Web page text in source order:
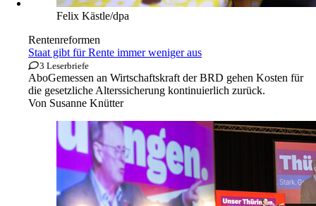
Felix Kästle/dpa
Rentenreformen
Staat gibt für Rente immer weniger aus
3 Leserbriefe
AboGemessen an Wirtschaftskraft der BRD gehen Kosten für
die gesetzliche Alterssicherung kontinuierlich zurück.
Von Susanne Knütter